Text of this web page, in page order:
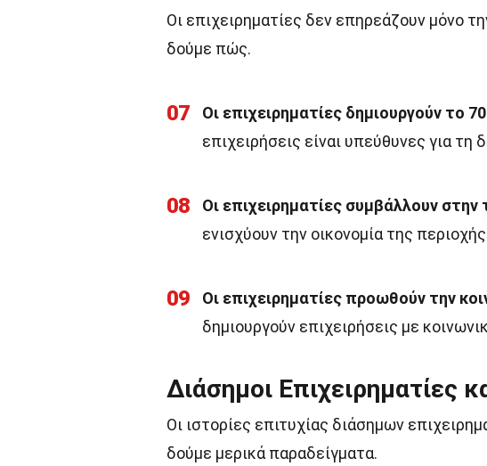
Οι επιχειρηματίες δεν επηρεάζουν μόνο
δούμε πώς.
07 Οι επιχειρηματίες δημιουργούν το
επιχειρήσεις είναι υπεύθυνες για
08 Οι επιχειρηματίες συμβάλλουν στην
ενισχύουν την οικονομία της
09 Οι επιχειρηματίες προωθούν την
δημιουργούν επιχειρήσεις με
Διάσημοι Επιχειρηματίες
Οι ιστορίες επιτυχίας διάσημων
δούμε μερικά παραδείγματα.